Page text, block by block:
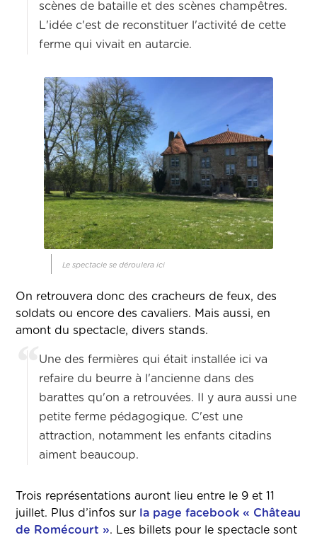
scènes de bataille et des scènes champêtres.
L'idée c'est de reconstituer l'activité de cette
ferme qui vivait en autarcie.
Le spectacle se déroulera ici
On retrouvera donc des cracheurs de feux, des
soldats ou encore des cavaliers. Mais aussi, en
amont du spectacle, divers stands.
Une des fermières qui était installée ici va
refaire du beurre à l'ancienne dans des
barattes qu'on a retrouvées. Il y aura aussi une
petite ferme pédagogique. C'est une
attraction, notamment les enfants citadins
aiment beaucoup.
Trois représentations auront lieu entre le 9 et 11
juillet. Plus d’infos sur
la page facebook « Château
de Romécourt ». Les billets pour le spectacle sont